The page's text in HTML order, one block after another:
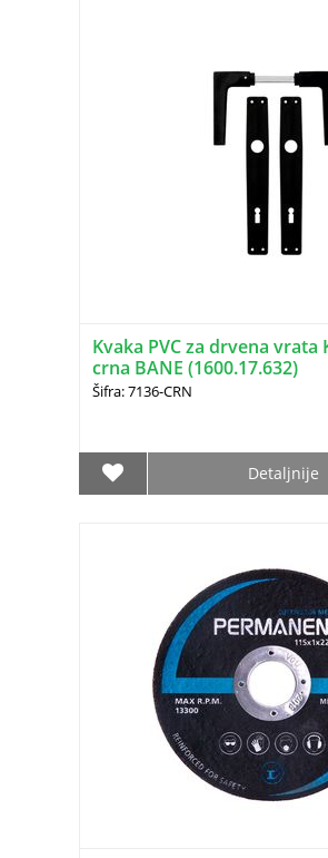
Kvaka PVC za drvena vrata
crna BANE (1600.17.632)
Šifra: 7136-CRN
Detaljnije